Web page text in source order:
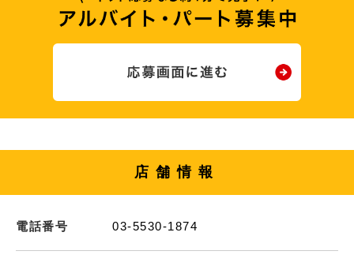
店舗情報
電話番号 03-5530-1874